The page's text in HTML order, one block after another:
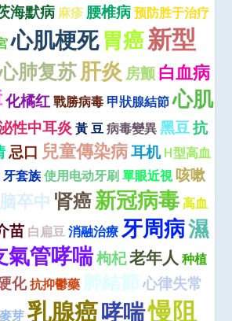
海默病 麻疹 腰椎病 预防胜于治疗
心肌梗死胃癌新型
肺复苏肝炎 房颤白血病
化橘红戰勝病毒 甲狀腺結節 心肌
性中耳炎 黃 豆 病毒變異 黑豆抗
忌口 兒童傳染病耳机 H型高血
牙套族使用电动牙刷 單眼近視咳嗽
脑卒中 肾癌新冠病毒 高血
苗 白扁豆 消融治療 牙周病濕
氣管哮喘枸杞老年人 种植
化抗抑鬱藥 肺結節 心律失常
麥芽 乳腺癌哮喘慢阻